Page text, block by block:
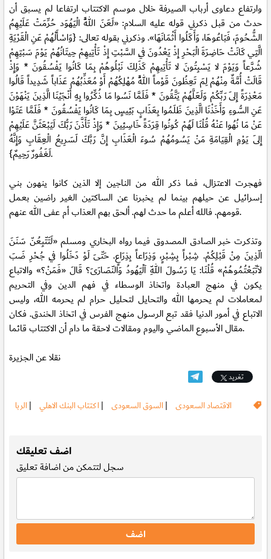
وارتفاع دعاوى أرباب الصيرفة خلال موسم الاكتتاب ارتفاعا لم يسبق أن
حدث من قبل ذكرني قوله عليه السلام: «لَعَنَ اللَّهُ الْيَهُوَد حُرِّمَتْ عَلَيْهِمُ
الشُّحُومَ، فَبَاعُوهَا، وَأَكَلُوا أَثْمَانَهَا». وذكرني بقوله تعالى: {وَاسْأَلْهُمْ عَنِ الْقَرْيَةِ
الَّتِي كَانَتْ حَاضِرَةَ الْبَحْرِ إِذْ يَعْدُونَ فِي السَّبْتِ إِذْ تَأْتِيهِمْ حِيتَانُهُمْ يَوْمَ سَبْتِهِمْ
شُرَّعاً وَيَوْمَ لا يَسْبِتُونَ لا تَأْتِيهِمْ كَذَلِكَ نَبْلُوهُمْ بِمَا كَانُوا يَفْسُقُونَ * وَإِذْ
قَالَتْ أُمَّةٌ مِنْهُمْ لِمَ تَعِظُونَ قَوْماً اللَّهُ مُهْلِكُهُمْ أَوْ مُعَذِّبُهُمْ عَذَاباً شَدِيداً قَالُوا
مَعْذِرَةً إِلَى رَبِّكُمْ وَلَعَلَّهُمْ يَتَّقُونَ * فَلَمَّا نَسُوا مَا ذُكِّرُوا بِهِ أَنْجَيْنَا الَّذِينَ يَنْهَوْنَ
عَنِ السُّوءِ وَأَخَذْنَا الَّذِينَ ظَلَمُوا بِعَذَابٍ بَئِيسٍ بِمَا كَانُوا يَفْسُقُونَ * فَلَمَّا عَتَوْا
عَنْ مَا نُهُوا عَنْهُ قُلْنَا لَهُمْ كُونُوا قِرَدَةً خَاسِئِينَ * وَإِذْ تَأَذَّنَ رَبُّكَ لَيَبْعَثَنَّ عَلَيْهِمْ
إِلَى يَوْمِ الْقِيَامَةِ مَنْ يَسُومُهُمْ سُوءَ الْعَذَابِ إِنَّ رَبَّكَ لَسَرِيعُ الْعِقَابِ وَإِنَّهُ
لَغَفُورٌ رَحِيمٌ}.
فهجرت الاعتزال، فما ذكر الله من الناجين إلا الذين كانوا ينهون بني
إسرائيل عن حيلهم بينما لم يخبرنا عن الساكتين الغير راضين بعمل
قومهم. فالله أعلم ما حدث لهم. ألحق بهم العذاب أم عفى الله عنهم.
وتذكرت خبر الصادق المصدوق فيما رواه البخاري ومسلم «لَتَتّبِعُنّ سَنَنَ
الّذِينَ مِنْ قَبْلِكُمْ. شِبْراً بِشِبْرٍ، وَذِرَاعاً بِذِرَاعٍ. حَتّىَ لَوْ دَخَلُوا فِي جُحْرِ ضَبَ
لاَتّبَعْتُمُوهُمْ» قُلْنَا: يَا رَسُولَ اللّهِ آلْيَهُودُ وَالنّصَارَىَ؟ قَالَ «فَمَنْ؟» والاتباع
يكون في منهج العبادة واتخاذ الوسطاء في فهم الدين وفي التحريم
لمعاملات لم يحرمها الله والتحايل لتحليل حرام لم يحرمه الله، وليس
الاتباع في أمور الدنيا فقد تبع الرسول منهج الفرس في اتخاذ الخندق. فكان
مقال الأسبوع الماضي واليوم ومقالات لاحقة ما دام أن الاكتتاب قائما.
نقلا عن الجزيرة
تغريد
الاقتصاد السعودى | السوق السعودى | اكتتاب البنك الاهلي | الربا
اضف تعليقك
سجللتتمكن من اضافة تعليق